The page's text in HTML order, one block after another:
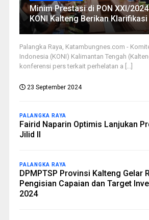
Minim Prestasi di PON XXI/
KONI Kalteng Berikan Klarifikasi
Palangka Raya, Katambungnes.com -
Indonesia (KONI) Kalimantan Tengah
konferensi pers terkait perhelatan a [...]
23 September 2024
PALANGKA RAYA
Fairid Naparin Optimis Lanjukan
Jilid II
PALANGKA RAYA
DPMPTSP Provinsi Kalteng Gelar
Pengisian Capaian dan Target
2024